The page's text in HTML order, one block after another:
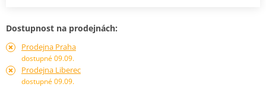
Dostupnost na prodejnách:
Prodejna Praha
dostupné 09.09.
Prodejna Liberec
dostupné 09.09.